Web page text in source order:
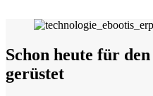
Schon heute für
gerüstet